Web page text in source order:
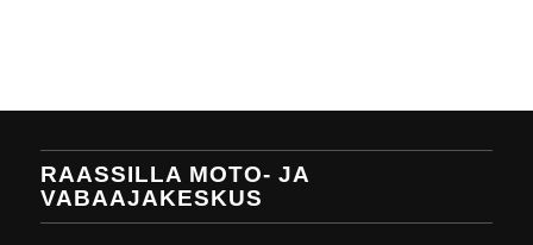
RAASSILLA MOTO- JA
VABAAJAKESKUS